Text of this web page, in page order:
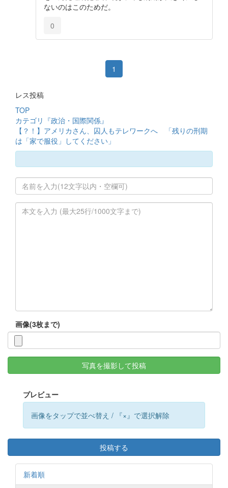
ないのはこのためだ。
0
1
レス投稿
TOP
カテゴリ『政治・国際関係』
【？！】アメリカさん、囚人もテレワークへ 「残りの刑期
は「家で服役」してください」
画像(3枚まで)
写真を撮影して投稿
プレビュー
画像をタップで並べ替え / 『×』で選択解除
投稿する
新着順